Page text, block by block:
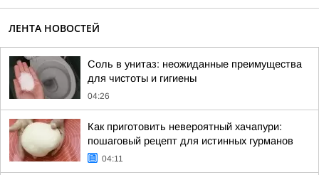
ЛЕНТА НОВОСТЕЙ
Соль в унитаз: неожиданные преимущества
для чистоты и гигиены
04:26
Как приготовить невероятный хачапури:
пошаговый рецепт для истинных гурманов
04:11